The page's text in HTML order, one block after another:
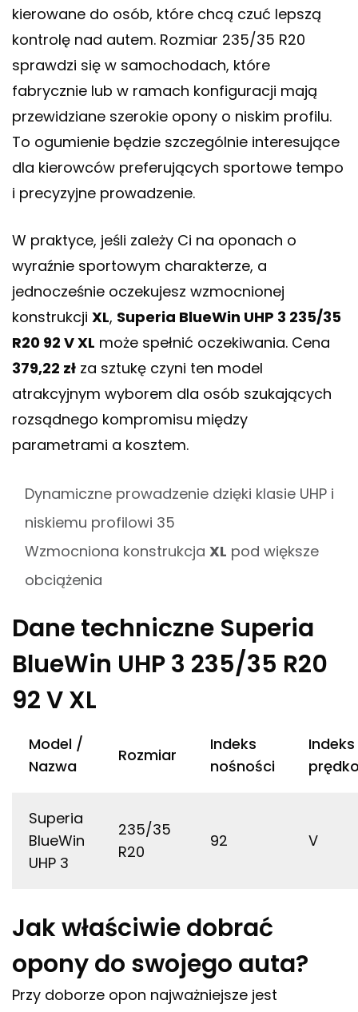
kierowane do osób, które chcą czuć lepszą
kontrolę nad autem. Rozmiar 235/35 R20
sprawdzi się w samochodach, które
fabrycznie lub w ramach konfiguracji mają
przewidziane szerokie opony o niskim profilu.
To ogumienie będzie szczególnie interesujące
dla kierowców preferujących sportowe tempo
i precyzyjne prowadzenie.
W praktyce, jeśli zależy Ci na oponach o
wyraźnie sportowym charakterze, a
jednocześnie oczekujesz wzmocnionej
konstrukcji XL, Superia BlueWin UHP 3 235/35
R20 92 V XL może spełnić oczekiwania. Cena
379,22 zł za sztukę czyni ten model
atrakcyjnym wyborem dla osób szukających
rozsądnego kompromisu między
parametrami a kosztem.
Dynamiczne prowadzenie dzięki klasie UHP i
niskiemu profilowi 35
Wzmocniona konstrukcja XL pod większe
obciążenia
Dane techniczne Superia
BlueWin UHP 3 235/35 R20
92 V XL
Model /
Nazwa
Rozmiar
Indeks
nośności
Indeks
Superia
BlueWin
UHP 3
235/35
R20
92 V
Jak właściwie dobrać
opony do swojego auta?
Przy doborze opon najważniejsze jest